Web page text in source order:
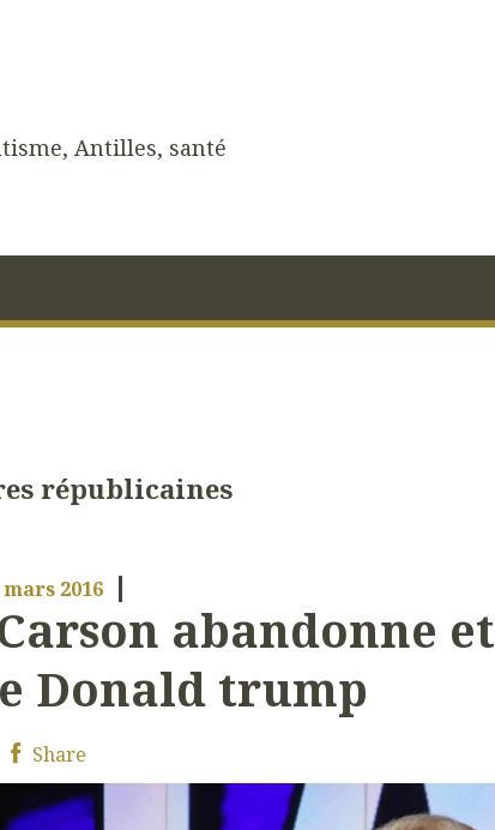
Antilles, santé
républicaines
mars 2016
abandonne et
Donald trump
Share